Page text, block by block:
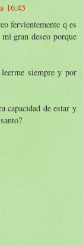
16:45
fervientemente q es
gran deseo porque
siempre y por
capacidad de estar y